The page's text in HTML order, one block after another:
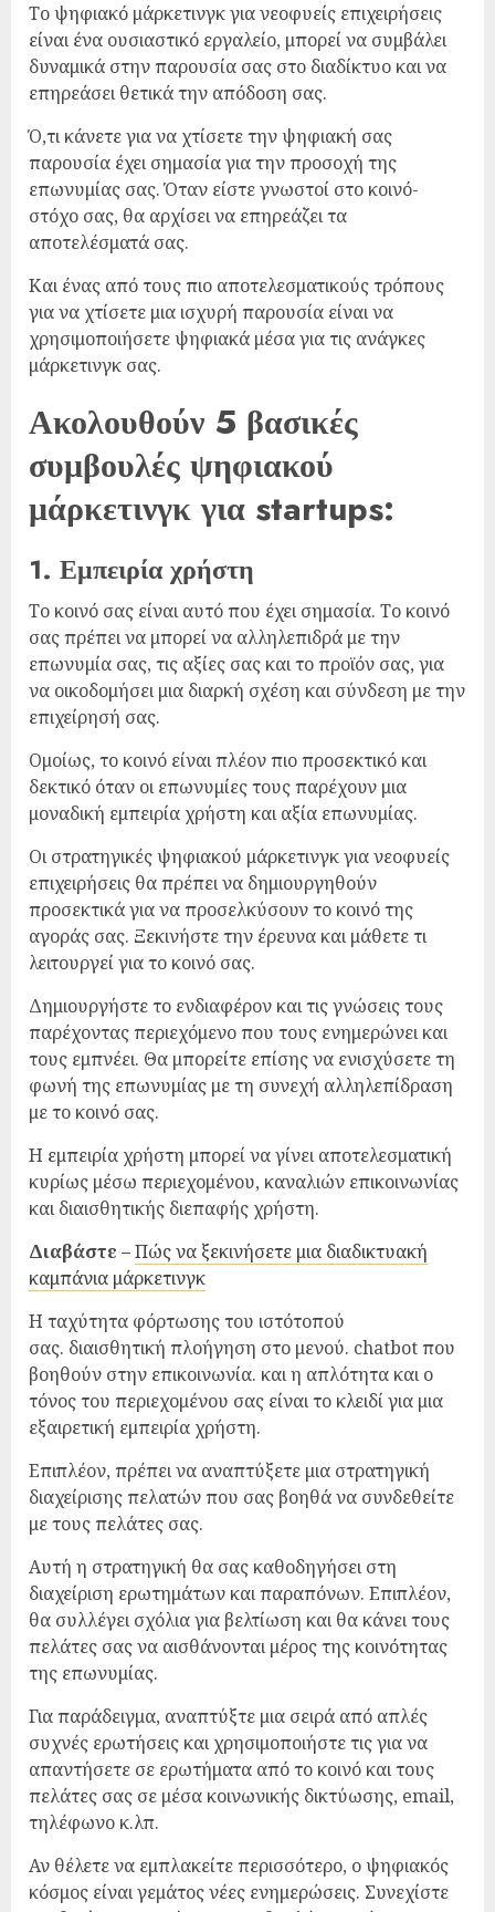
Το ψηφιακό μάρκετινγκ για νεοφυείς επιχειρήσεις
είναι ένα ουσιαστικό εργαλείο, μπορεί να συμβάλει
δυναμικά στην παρουσία σας στο διαδίκτυο και να
επηρεάσει θετικά την απόδοση σας.
Ό,τι κάνετε για να χτίσετε την ψηφιακή σας
παρουσία έχει σημασία για την προσοχή της
επωνυμίας σας. Όταν είστε γνωστοί στο κοινό-
στόχο σας, θα αρχίσει να επηρεάζει τα
αποτελέσματά σας.
Και ένας από τους πιο αποτελεσματικούς τρόπους
για να χτίσετε μια ισχυρή παρουσία είναι να
χρησιμοποιήσετε ψηφιακά μέσα για τις ανάγκες
μάρκετινγκ σας.
Ακολουθούν 5 βασικές
συμβουλές ψηφιακού
μάρκετινγκ για startups:
1. Εμπειρία χρήστη
Το κοινό σας είναι αυτό που έχει σημασία. Το κοινό
σας πρέπει να μπορεί να αλληλεπιδρά με την
επωνυμία σας, τις αξίες σας και το προϊόν σας, για
να οικοδομήσει μια διαρκή σχέση και σύνδεση με την
επιχείρησή σας.
Ομοίως, το κοινό είναι πλέον πιο προσεκτικό και
δεκτικό όταν οι επωνυμίες τους παρέχουν μια
μοναδική εμπειρία χρήστη και αξία επωνυμίας.
Οι στρατηγικές ψηφιακού μάρκετινγκ για νεοφυείς
επιχειρήσεις θα πρέπει να δημιουργηθούν
προσεκτικά για να προσελκύσουν το κοινό της
αγοράς σας. Ξεκινήστε την έρευνα και μάθετε τι
λειτουργεί για το κοινό σας.
Δημιουργήστε το ενδιαφέρον και τις γνώσεις τους
παρέχοντας περιεχόμενο που τους ενημερώνει και
τους εμπνέει. Θα μπορείτε επίσης να ενισχύσετε τη
φωνή της επωνυμίας με τη συνεχή αλληλεπίδραση
με το κοινό σας.
Η εμπειρία χρήστη μπορεί να γίνει αποτελεσματική
κυρίως μέσω περιεχομένου, καναλιών επικοινωνίας
και διαισθητικής διεπαφής χρήστη.
Διαβάστε –Πώς να ξεκινήσετε μια διαδικτυακή
καμπάνια μάρκετινγκ
Η ταχύτητα φόρτωσης του ιστότοπού
σας. διαισθητική πλοήγηση στο μενού. chatbot που
βοηθούν στην επικοινωνία. και η απλότητα και ο
τόνος του περιεχομένου σας είναι το κλειδί για μια
εξαιρετική εμπειρία χρήστη.
Επιπλέον, πρέπει να αναπτύξετε μια στρατηγική
διαχείρισης πελατών που σας βοηθά να συνδεθείτε
με τους πελάτες σας.
Αυτή η στρατηγική θα σας καθοδηγήσει στη
διαχείριση ερωτημάτων και παραπόνων. Επιπλέον,
θα συλλέγει σχόλια για βελτίωση και θα κάνει τους
πελάτες σας να αισθάνονται μέρος της κοινότητας
της επωνυμίας.
Για παράδειγμα, αναπτύξτε μια σειρά από απλές
συχνές ερωτήσεις και χρησιμοποιήστε τις για να
απαντήσετε σε ερωτήματα από το κοινό και τους
πελάτες σας σε μέσα κοινωνικής δικτύωσης, email,
τηλέφωνο κ.λπ.
Αν θέλετε να εμπλακείτε περισσότερο, ο ψηφιακός
κόσμος είναι γεμάτος νέες ενημερώσεις. Συνεχίστε